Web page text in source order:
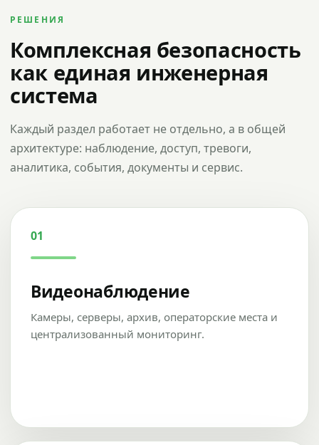
РЕШЕНИЯ
Комплексная безопасность
как единая инженерная
система
Каждый раздел работает не отдельно, а в общей
архитектуре: наблюдение, доступ, тревоги,
аналитика, события, документы и сервис.
01
Видеонаблюдение
Камеры, серверы, архив, операторские места и
централизованный мониторинг.